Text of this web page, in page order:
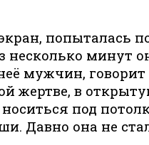
попыталась
минут
мужчин,
жертве, в
под
Давно она не